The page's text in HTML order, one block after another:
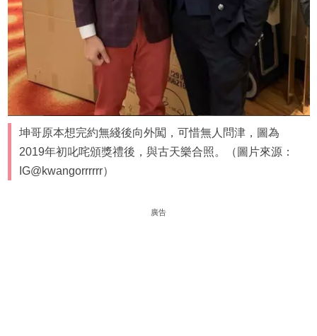
坤哥原本想完約無綫後向外闖，可惜無人問津，圖為
2019年初叱咤頒獎禮後，與古天樂合照。（圖片來源：
IG@kwangorrrrrr）
廣告